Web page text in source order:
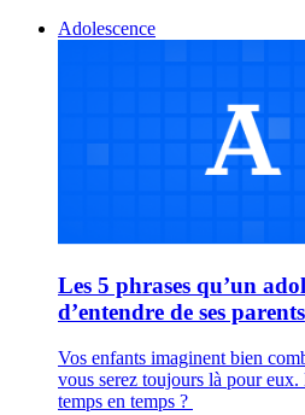
Adolescence
Les 5 phrases qu’un
d’entendre de ses parents
Vos enfants imaginent bien
vous serez toujours là pour
temps en temps ?